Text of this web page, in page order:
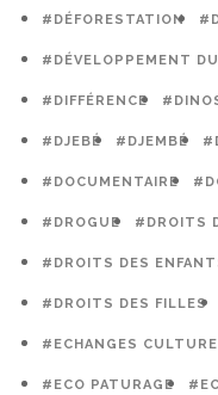
#DÉFORESTATION
#DÉVELOPPEMENT
#DIFFÉRENCE
#DJEBÉ #DJEMBÉ
#DOCUMENTAIRE
#DROGUE #DROITS
#DROITS DES
#DROITS DES FILLES
#ECHANGES
#ECO PATURAGE